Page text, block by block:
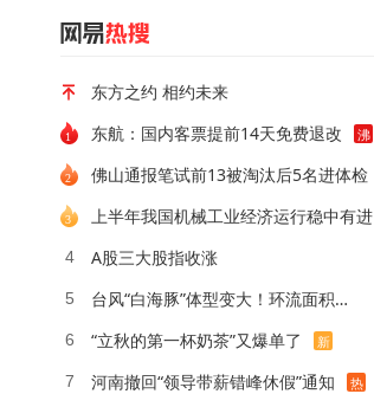
东方之约 相约未来
东航：国内客票提前14天免费退改 沸
佛山通报笔试前13被淘汰后5名进体检
上半年我国机械工业经济运行稳中有进
4 A股三大股指收涨
5 台风“白海豚”体型变大！环流面积接近13个浙江那么大
6 “立秋的第一杯奶茶”又爆单了 新
7 河南撤回“领导带薪错峰休假”通知 热